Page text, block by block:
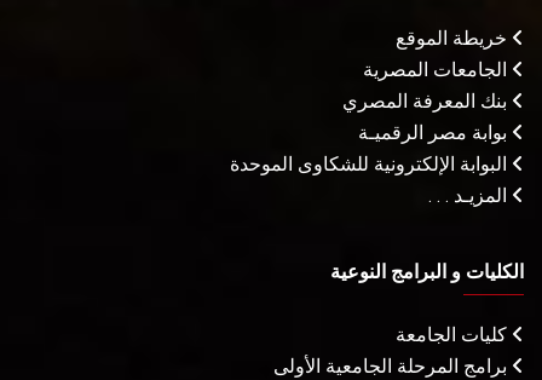
خريطة الموقع
الجامعات المصرية
بنك المعرفة المصري
بوابة مصر الرقميـة
البوابة الإلكترونية للشكاوى الموحدة
المزيـد . . .
الكليات و البرامج النوعية
كليات الجامعة
برامج المرحلة الجامعية الأولى